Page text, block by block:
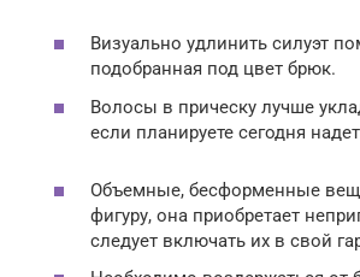
Визуально удлинить силуэт
подобранная под цвет брюк.
Волосы в прическу лучше
если планируете сегодня
Объемные, бесформенные
фигуру, она приобретает
следует включать их в свой